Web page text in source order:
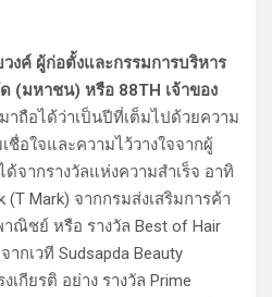
ก่อตั้งและกรรมการบริหาร
(มหาชน) หรือ 88TH เจ้าของ
าถือได้ว่าเป็นปีที่เต็มไปด้วยความ
อใจและความไว้วางใจจากผู้
จากรางวัลแห่งความสำเร็จ อาทิ
(T Mark) จากกรมส่งเสริมการค้า
าณิชย์ หรือ รางวัล Best of Hair
กเวที Sudsapda Beauty
เกียรติ อย่าง รางวัล Prime